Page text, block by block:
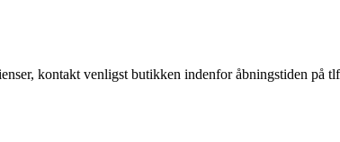
kontakt venligst butikken indenfor åbningstiden på